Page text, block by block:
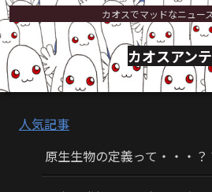
カオスでマッドなニュー
カオスアン
人気記事
原生生物の定義って・・・？